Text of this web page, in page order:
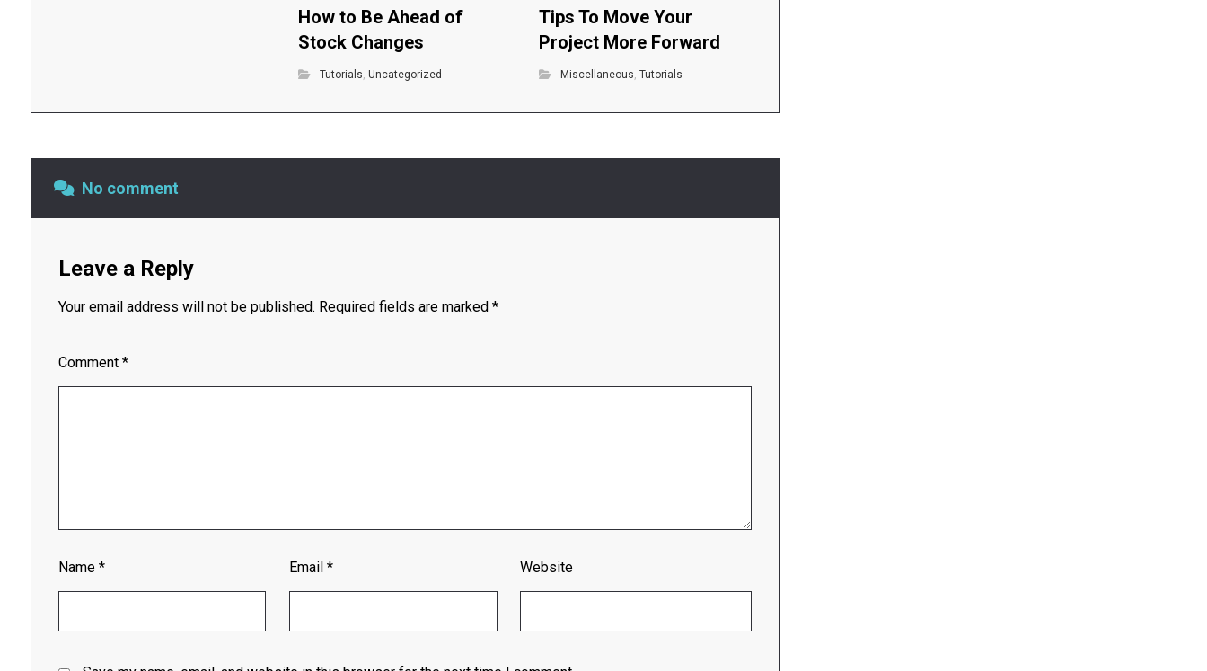
How to Be Ahead of
Stock Changes
Tutorials,Uncategorized
Tips To Move Your
Project More Forward
Miscellaneous, Tutorials
No comment
Leave a Reply
Your email address will not be published. Required fields are marked *
Comment *
Name * Email * Website